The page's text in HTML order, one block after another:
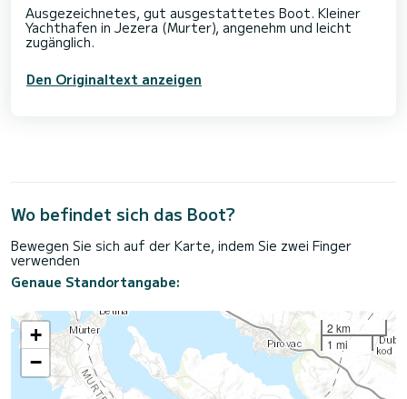
Ausgezeichnetes, gut ausgestattetes Boot. Kleiner
Yachthafen in Jezera (Murter), angenehm und leicht
Den Originaltext anzeigen
Wo befindet sich das Boot?
Bewegen Sie sich auf der Karte, indem Sie zwei Finger
verwenden
Genaue Standortangabe:
+
−
2 km
1 mi